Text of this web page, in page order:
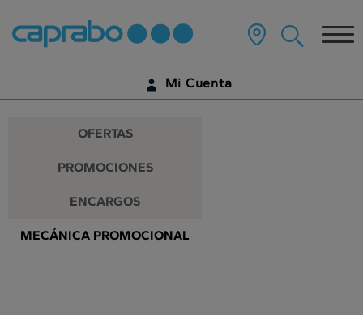
Promociones
y
descuentos
en
nuestros
supermercados
contenido
página
Mi Cuenta
¿AÚN NO TIENES UNA CUENTA DIGITAL?
OFERTAS
PROMOCIONES
ENCARGOS
MECÁNICA PROMOCIONAL